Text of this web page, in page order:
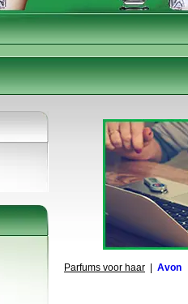
Parfums voor haar Avon